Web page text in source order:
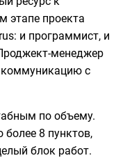
этапе проекта
и программист, и
менеджер
коммуникацию с
по объему.
8 пунктов,
блок работ.